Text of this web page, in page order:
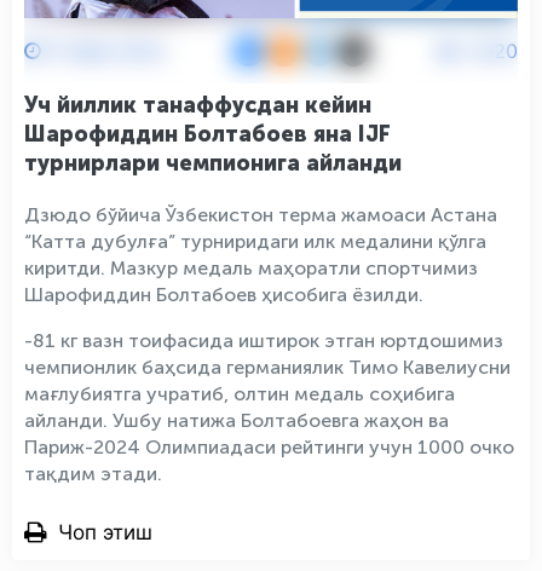
2520
Уч йиллик танаффусдан кейин
Шарофиддин Болтабоев яна IJF
турнирлари чемпионига айланди
Дзюдо бўйича Ўзбекистон терма жамоаси Астана
“Катта дубулға” турниридаги илк медалини қўлга
киритди. Мазкур медаль маҳоратли спортчимиз
Шарофиддин Болтабоев ҳисобига ёзилди.
-81 кг вазн тоифасида иштирок этган юртдошимиз
чемпионлик баҳсида германиялик Тимо Кавелиусни
мағлубиятга учратиб, олтин медаль соҳибига
айланди. Ушбу натижа Болтабоевга жаҳон ва
Париж-2024 Олимпиадаси рейтинги учун 1000 очко
тақдим этади.
Чоп этиш